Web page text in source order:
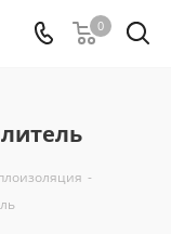
0
-